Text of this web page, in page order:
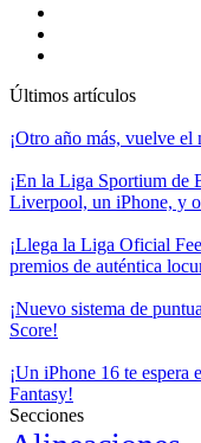
Últimos artículos
¡Otro año más, vuelve
¡En la Liga Sportium de
Liverpool, un iPhone, y
¡Llega la Liga Oficial
premios de auténtica
¡Nuevo sistema de
Score!
¡Un iPhone 16 te
Fantasy!
Secciones